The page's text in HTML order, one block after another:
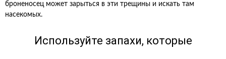
броненосец может зарыться в эти трещины и искать там
насекомых.
Используйте запахи, которые